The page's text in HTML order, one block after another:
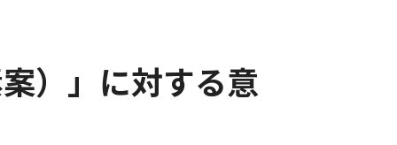
）」に対する意